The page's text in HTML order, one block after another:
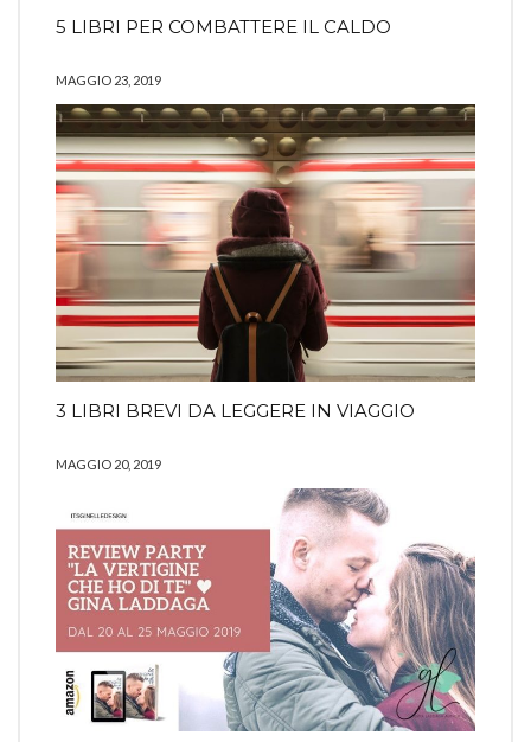
5 LIBRI PER COMBATTERE IL CALDO
MAGGIO 23, 2019
3 LIBRI BREVI DA LEGGERE IN VIAGGIO
MAGGIO 20, 2019